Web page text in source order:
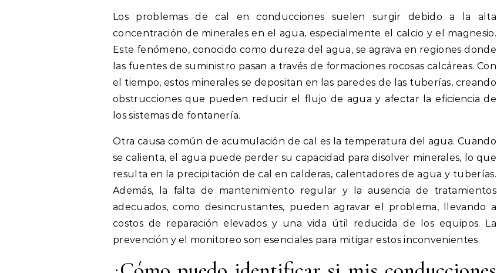
Los problemas de cal en conducciones suelen surgir debido a la alta
concentración de minerales en el agua, especialmente el calcio y el magnesio.
Este fenómeno, conocido como dureza del agua, se agrava en regiones donde
las fuentes de suministro pasan a través de formaciones rocosas calcáreas. Con
el tiempo, estos minerales se depositan en las paredes de las tuberías, creando
obstrucciones que pueden reducir el flujo de agua y afectar la eficiencia de
los sistemas de fontanería.
Otra causa común de acumulación de cal es la temperatura del agua. Cuando
se calienta, el agua puede perder su capacidad para disolver minerales, lo que
resulta en la precipitación de cal en calderas, calentadores de agua y tuberías.
Además, la falta de mantenimiento regular y la ausencia de tratamientos
adecuados, como desincrustantes, pueden agravar el problema, llevando a
costos de reparación elevados y una vida útil reducida de los equipos. La
prevención y el monitoreo son esenciales para mitigar estos inconvenientes.